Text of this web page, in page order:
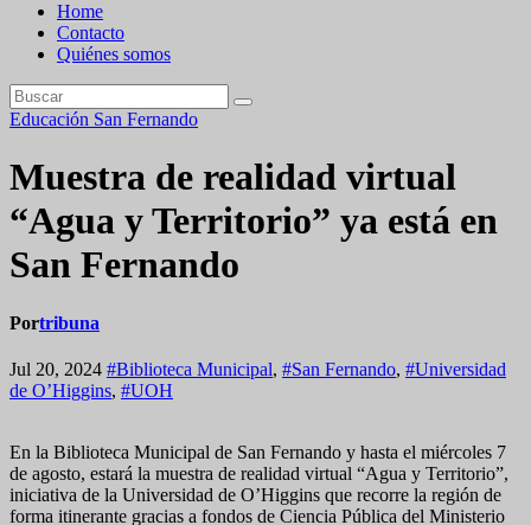
Home
Contacto
Quiénes somos
Educación San Fernando
Muestra de realidad virtual
“Agua y Territorio” ya está en
San Fernando
Portribuna
Jul 20, 2024 #Biblioteca Municipal, #San Fernando, #Universidad
de O’Higgins, #UOH
En la Biblioteca Municipal de San Fernando y hasta el miércoles 7
de agosto, estará la muestra de realidad virtual “Agua y Territorio”,
iniciativa de la Universidad de O’Higgins que recorre la región de
forma itinerante gracias a fondos de Ciencia Pública del Ministerio